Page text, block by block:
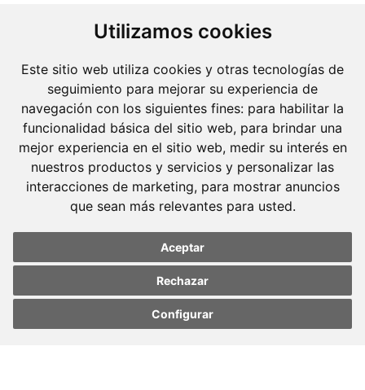
Utilizamos cookies
Este sitio web utiliza cookies y otras tecnologías de
seguimiento para mejorar su experiencia de
navegación con los siguientes fines: para habilitar la
funcionalidad básica del sitio web, para brindar una
mejor experiencia en el sitio web, medir su interés en
nuestros productos y servicios y personalizar las
interacciones de marketing, para mostrar anuncios
que sean más relevantes para usted.
Aceptar
Rechazar
Configurar
preferences
preferences
Molins Defensa Penal
es una boutique de Derecho Penal con dedicación